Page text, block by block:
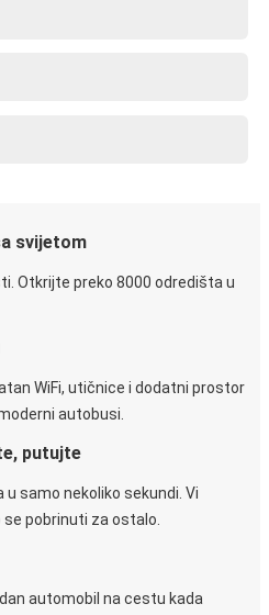
svijetom
Otkrijte preko 8000 odredišta u
WiFi, utičnice i dodatni prostor
autobusi.
putujte
samo nekoliko sekundi. Vi
pobrinuti za ostalo.
automobil na cestu kada